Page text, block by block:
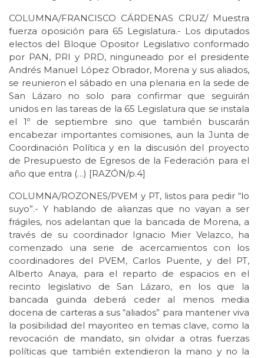
COLUMNA/FRANCISCO CÁRDENAS CRUZ/ Muestra
fuerza oposición para 65 Legislatura.- Los diputados
electos del Bloque Opositor Legislativo conformado
por PAN, PRI y PRD, ninguneado por el presidente
Andrés Manuel López Obrador, Morena y sus aliados,
se reunieron el sábado en una plenaria en la sede de
San Lázaro no solo para confirmar que seguirán
unidos en las tareas de la 65 Legislatura que se instala
el 1º de septiembre sino que también buscarán
encabezar importantes comisiones, aun la Junta de
Coordinación Política y en la discusión del proyecto
de Presupuesto de Egresos de la Federación para el
año que entra (…) [RAZÓN/p.4]
COLUMNA/ROZONES/PVEM y PT, listos para pedir “lo
suyo”.- Y hablando de alianzas que no vayan a ser
frágiles, nos adelantan que la bancada de Morena, a
través de su coordinador Ignacio Mier Velazco, ha
comenzado una serie de acercamientos con los
coordinadores del PVEM, Carlos Puente, y del PT,
Alberto Anaya, para el reparto de espacios en el
recinto legislativo de San Lázaro, en los que la
bancada guinda deberá ceder al menos media
docena de carteras a sus “aliados” para mantener viva
la posibilidad del mayoriteo en temas clave, como la
revocación de mandato, sin olvidar a otras fuerzas
políticas que también extendieron la mano y no la